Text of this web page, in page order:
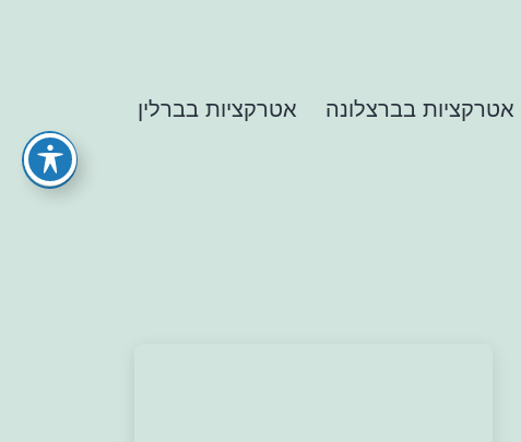
אטרקציות בברצלונה אטרקציות בברלין